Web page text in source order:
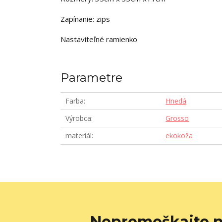
Zapínanie: zips
Nastaviteľné ramienko
Parametre
Farba
Hnedá
Výrobca
Grosso
materiál
ekokoža